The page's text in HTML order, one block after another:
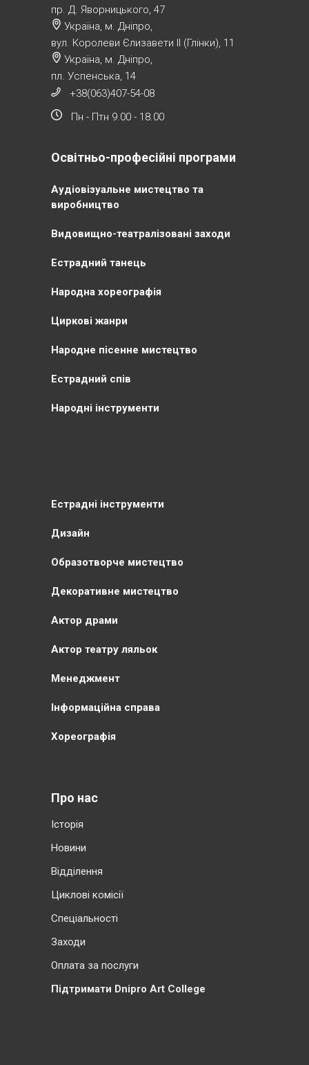
пр. Д. Яворницького, 47
Україна, м. Дніпро,
вул. Королеви Єлизавети ІІ (Глінки), 11
Україна, м. Дніпро,
пл. Успенська, 14
+38(063)407-54-08
Пн - Птн 9.00 - 18.00
Освітньо-професійні програми
Аудіовізуальне мистецтво та
виробництво
Видовищно-театралізовані заходи
Естрадний танець
Народна хореографія
Циркові жанри
Народне пісенне мистецтво
Естрадний спів
Народні інструменти
Естрадні інструменти
Дизайн
Образотворче мистецтво
Декоративне мистецтво
Актор драми
Актор театру ляльок
Менеджмент
Інформаційна справа
Хореографія
Про нас
Історія
Новини
Відділення
Циклові комісії
Cпеціальності
Заходи
Оплата за послуги
Підтримати Dnipro Art College